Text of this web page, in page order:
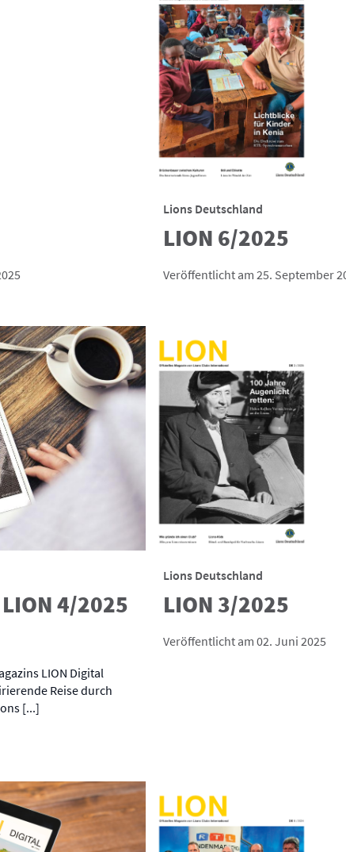
Lions Deutschland
LION 6/2025
Veröffentlicht am 25. September
4/2025
LION Digital
Reise durch
[...]
Lions Deutschland
LION 3/2025
Veröffentlicht am 02. Juni 2025